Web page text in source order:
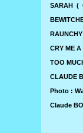
SARAH (
CRY ME
TOO
CLAUDE
Photo :
Claude